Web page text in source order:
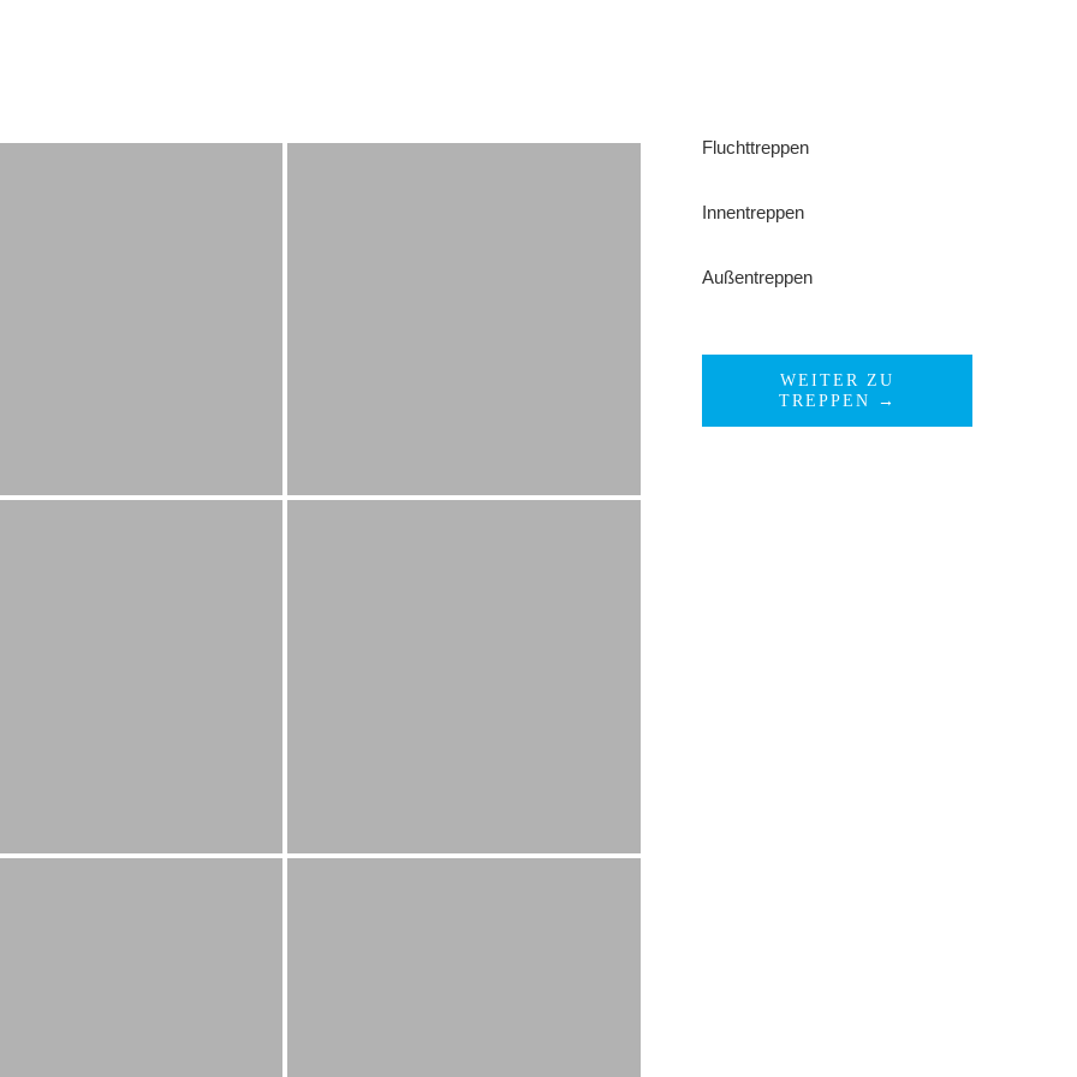
Fluchttreppen
Innentreppen
Außentreppen
WEITER ZU
TREPPEN →